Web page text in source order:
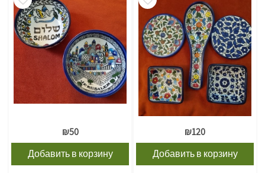
₪50
Добавить в корзину
₪120
Добавить в корзину